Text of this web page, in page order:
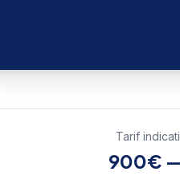
Tarif
900€